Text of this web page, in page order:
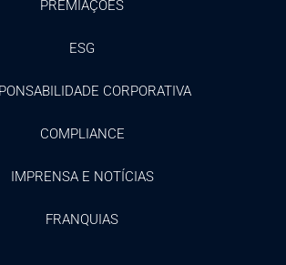
PREMIAÇÕES
ESG
CORPORATIVA
COMPLIANCE
IMPRENSA E NOTÍCIAS
FRANQUIAS